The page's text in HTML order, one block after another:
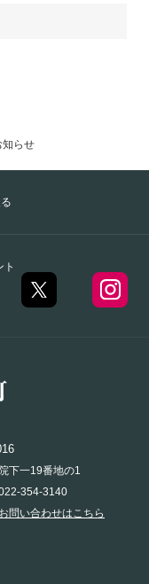
知らせ
ト
下一19番地の1
354-3140
問い合わせはこちら